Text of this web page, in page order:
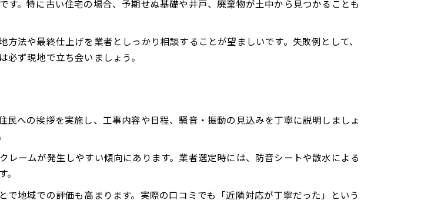
。特に古い住宅の場合、予期せぬ基礎や井戸、廃棄物が土中から見つかることも
法や最終仕上げを業者としっかり相談することが望ましいです。失敗例として、
ず現地で立ち会いましょう。
への挨拶を実施し、工事内容や日程、騒音・振動の見込みを丁寧に説明しましょ
ームが発生しやすい傾向にあります。業者選定時には、防音シートや散水による
地域での評価も高まります。実際の口コミでも「近隣対応が丁寧だった」という